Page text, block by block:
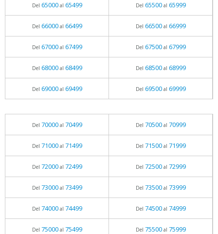
Del 65000al 65499 Del 65500al 65999
Del 66000al 66499 Del 66500al 66999
Del 67000al 67499 Del 67500al 67999
Del 68000al 68499 Del 68500al 68999
Del 69000al 69499 Del 69500al 69999
Del 70000al 70499 Del 70500al 70999
Del 71000al 71499 Del 71500al 71999
Del 72000al 72499 Del 72500al 72999
Del 73000al 73499 Del 73500al 73999
Del 74000al 74499 Del 74500al 74999
Del 75000al 75499 Del 75500al 75999